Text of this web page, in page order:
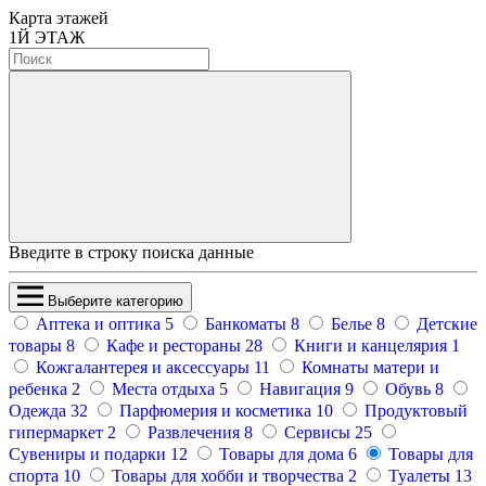
Карта этажей
1Й ЭТАЖ
Введите в строку поиска данные
Выберите категорию
Аптека и оптика 5 Банкоматы 8 Белье 8
Детские
товары 8 Кафе и рестораны 28 Книги и канцелярия 1
Кожгалантерея и аксессуары 11
Комнаты матери и
ребенка 2 Места отдыха 5 Навигация 9 Обувь 8
Одежда 32 Парфюмерия и косметика 10
Продуктовый
гипермаркет 2 Развлечения 8 Сервисы 25
Сувениры и подарки 12 Товары для дома 6
Товары для
спорта 10 Товары для хобби и творчества 2 Туалеты 13